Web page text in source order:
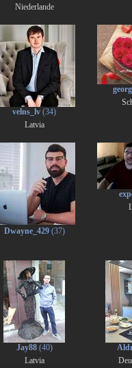
Niederlande
velns_lv (34)
Latvia
Dwayne_429(37)
Jay88(40)
Latvia